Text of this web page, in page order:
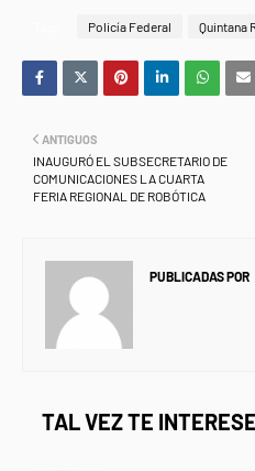
Policía Federal Quintana
ANTIGUOS
INAUGURÓ EL SUBSECRETARIO DE
COMUNICACIONES LA CUARTA
FERIA REGIONAL DE ROBÓTICA
PUBLICADAS POR
TAL VEZ TE